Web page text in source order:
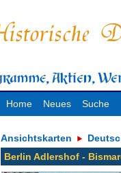
Home Neues Suche
Ansichtskarten
Berlin Adlershof -